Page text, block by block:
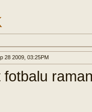
28 2009, 03:25PM
fotbalu